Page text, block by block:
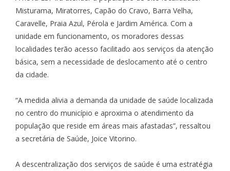
Misturama, Miratorres, Capão do Cravo, Barra Velha,
Caravelle, Praia Azul, Pérola e Jardim América. Com a
unidade em funcionamento, os moradores dessas
localidades terão acesso facilitado aos serviços da atenção
básica, sem a necessidade de deslocamento até o centro
da cidade.
“A medida alivia a demanda da unidade de saúde localizada
no centro do município e aproxima o atendimento da
população que reside em áreas mais afastadas”, ressaltou
a secretária de Saúde, Joice Vitorino.
A descentralização dos serviços de saúde é uma estratégia